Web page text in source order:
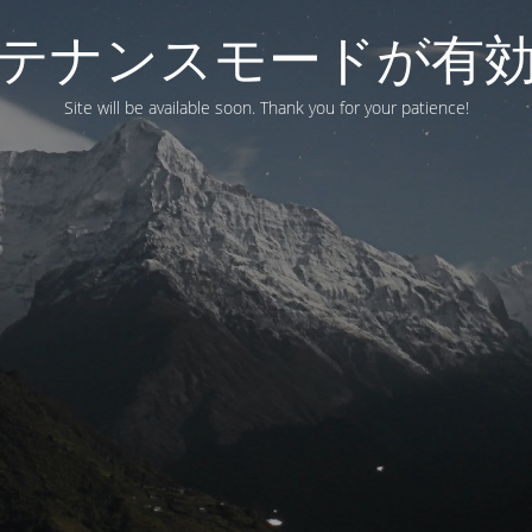
ナンスモードが有
Site will be available soon. Thank you for your patience!